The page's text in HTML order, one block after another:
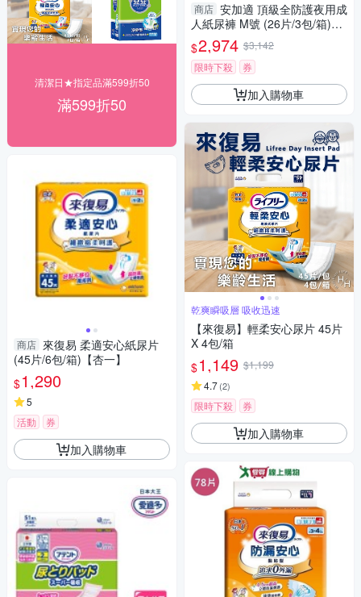
清潔日★指定品滿599折50
滿599折50
商店 來復易 柔適安心紙尿片
(45片/6包/箱)【杏一】
$1,290
5
活動
券
加入購物車
商店 安加適 頂級全防護夜用成
人紙尿褲 M號 (26片/3包/箱)
【杏一】
$2,974 $3,142
限時下殺
券
加入購物車
乾爽瞬吸層 吸收迅速
【來復易】輕柔安心尿片 45片
X 4包/箱
$1,149 $1,199
4.7(2)
限時下殺 券
加入購物車